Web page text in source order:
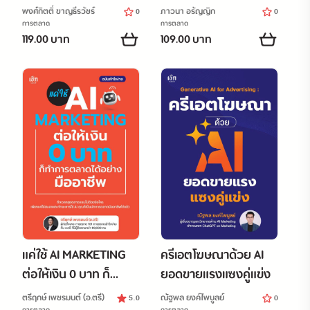
พงศ์กิตติ์ ขาญธีรวัชร์ 0
การตลาด
119.00 บาท
เกษตรกร “NEXT GEN”
ภาวนา อรัญญิก 0
การตลาด
109.00 บาท
แค่ใช้ AI MARKETING
ต่อให้เงิน 0 บาท ก็
ทำการตลาดได้อย่างมือ
ตรีฤกษ์ เพชรมนต์ (อ.ตรี) 5.0
ครีเอตโฆษณาด้วย AI
ยอดขายแรงแซงคู่แข่ง
ณัฐพล ยงค์ไพบูลย์ 0